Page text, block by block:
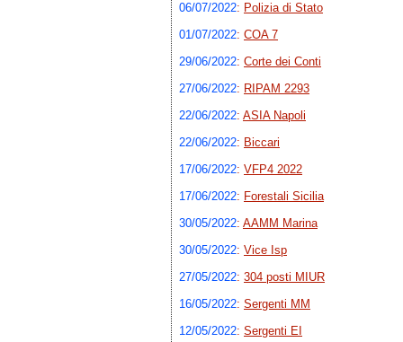
06/07/2022: Polizia di Stato
01/07/2022: COA 7
29/06/2022: Corte dei Conti
27/06/2022: RIPAM 2293
22/06/2022: ASIA Napoli
22/06/2022: Biccari
17/06/2022: VFP4 2022
17/06/2022: Forestali Sicilia
30/05/2022: AAMM Marina
30/05/2022: Vice Isp
27/05/2022: 304 posti MIUR
16/05/2022: Sergenti MM
12/05/2022: Sergenti EI